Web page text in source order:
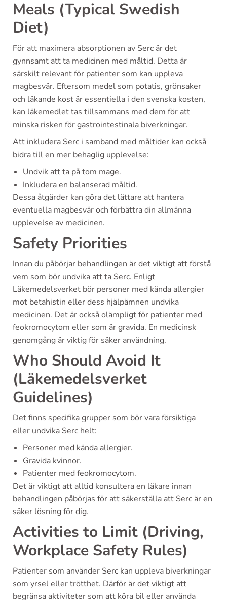
Meals (Typical Swedish
Diet)
För att maximera absorptionen av Serc är det
gynnsamt att ta medicinen med måltid. Detta är
särskilt relevant för patienter som kan uppleva
magbesvär. Eftersom medel som potatis, grönsaker
och läkande kost är essentiella i den svenska kosten,
kan läkemedlet tas tillsammans med dem för att
minska risken för gastrointestinala biverkningar.
Att inkludera Serc i samband med måltider kan också
bidra till en mer behaglig upplevelse:
Undvik att ta på tom mage.
Inkludera en balanserad måltid.
Dessa åtgärder kan göra det lättare att hantera
eventuella magbesvär och förbättra din allmänna
upplevelse av medicinen.
Safety Priorities
Innan du påbörjar behandlingen är det viktigt att förstå
vem som bör undvika att ta Serc. Enligt
Läkemedelsverket bör personer med kända allergier
mot betahistin eller dess hjälpämnen undvika
medicinen. Det är också olämpligt för patienter med
feokromocytom eller som är gravida. En medicinsk
genomgång är viktig för säker användning.
Who Should Avoid It
(Läkemedelsverket
Guidelines)
Det finns specifika grupper som bör vara försiktiga
eller undvika Serc helt:
Personer med kända allergier.
Gravida kvinnor.
Patienter med feokromocytom.
Det är viktigt att alltid konsultera en läkare innan
behandlingen påbörjas för att säkerställa att Serc är en
säker lösning för dig.
Activities to Limit (Driving,
Workplace Safety Rules)
Patienter som använder Serc kan uppleva biverkningar
som yrsel eller trötthet. Därför är det viktigt att
begränsa aktiviteter som att köra bil eller använda